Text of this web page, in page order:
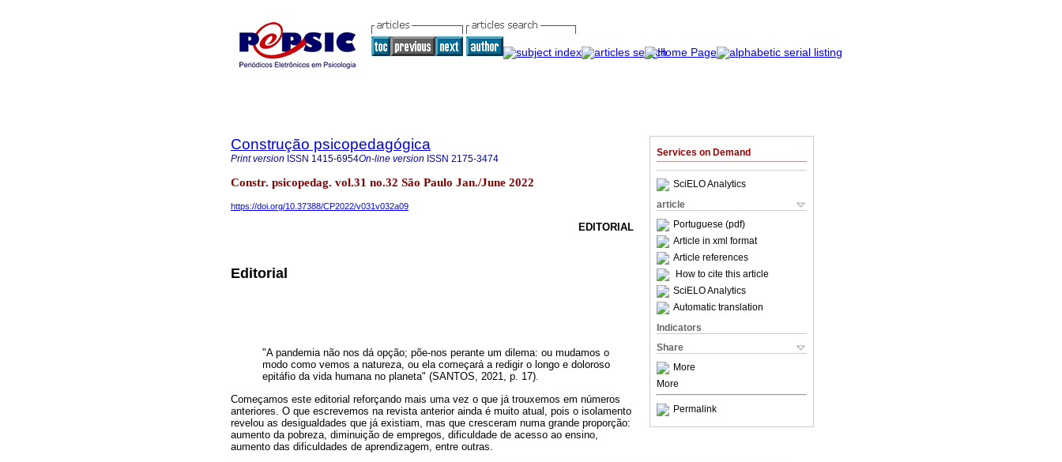
Services on Demand
SciELO Analytics
article
Portuguese (pdf)
Article in xml format
Article references
How to cite this article
SciELO Analytics
Automatic translation
Indicators
Share
More
More
Permalink
Construção psicopedagógica
Print version ISSN 1415-6954On-line version ISSN 2175-3474
Constr. psicopedag. vol.31 no.32 São Paulo Jan./June 2022
https://doi.org/10.37388/CP2022/v031v032a09
EDITORIAL
Editorial
"A pandemia não nos dá opção; põe-nos perante um dilema: ou mudamos o
modo como vemos a natureza, ou ela começará a redigir o longo e doloroso
epitáfio da vida humana no planeta" (SANTOS, 2021, p. 17).
Começamos este editorial reforçando mais uma vez o que já trouxemos em números
anteriores. O que escrevemos na revista anterior ainda é muito atual, pois o isolamento
revelou as desigualdades que já existiam, mas que cresceram numa grande proporção:
aumento da pobreza, diminuição de empregos, dificuldade de acesso ao ensino,
aumento das dificuldades de aprendizagem, entre outras.